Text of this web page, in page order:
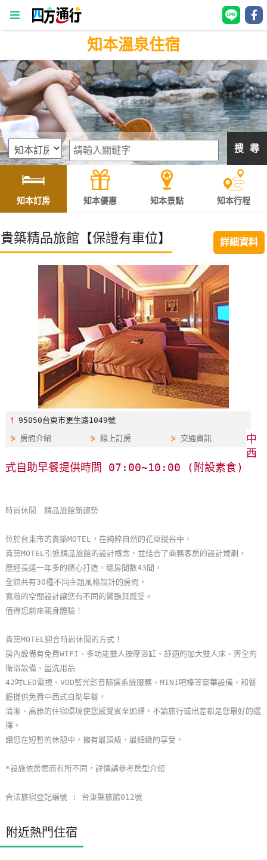
四
方
通
行
訂
房
灣
訂
房
直接跟飯店訂房 HOT
紅
玩
玩
樂
地
圖
客
服
務
顧
客
意
訂
管
理
知本溫泉住宿
搜 尋
知本訂房 知本優惠 知本景點 知本行程
貴築精品旅館【保證有車位】 詳細資料
⫯95050台東市更生路1049號
⋟ 房間介紹 ⋟線上訂房 ⋟ 交通資訊
中
西
式自助早餐提供時間 07:00~10:00 (附設素食)
時尚休閒 精品旅館新趨勢
位於台東市的貴築MOTEL，在純粹自然的花東縱谷中，
貴築MOTEL引進精品旅館的設計概念，並結合了商務客房的設計規劃，
歷經長達一年多的精心打造，總房間數43間，
全館共有30種不同主題風格設計的房間，
寬敞的空間設計讓您有不同的驚艷與感受。
值得您前來親身體驗！
貴築MOTEL迎合時尚休閒的方式！
房內設備有免費WIFI、多功能雙人按摩浴缸、舒適的加大雙人床、齊全的
衛浴設備、盥洗用品
42吋LED電視、VOD藍光影音隨選系統服務、MINI吧檯等豪華設備，和餐
廳提供免費中西式自助早餐，
清潔、高雅的住宿環境使您感覺賓至如歸，不論旅行或出差都是您最好的選
擇。
讓您在短暫的休憩中，擁有最頂級、最細緻的享受。
*設施依房間而有所不同，詳情請參考房型介紹
合法旅宿登記編號 : 台東縣旅館012號
附近熱門住宿